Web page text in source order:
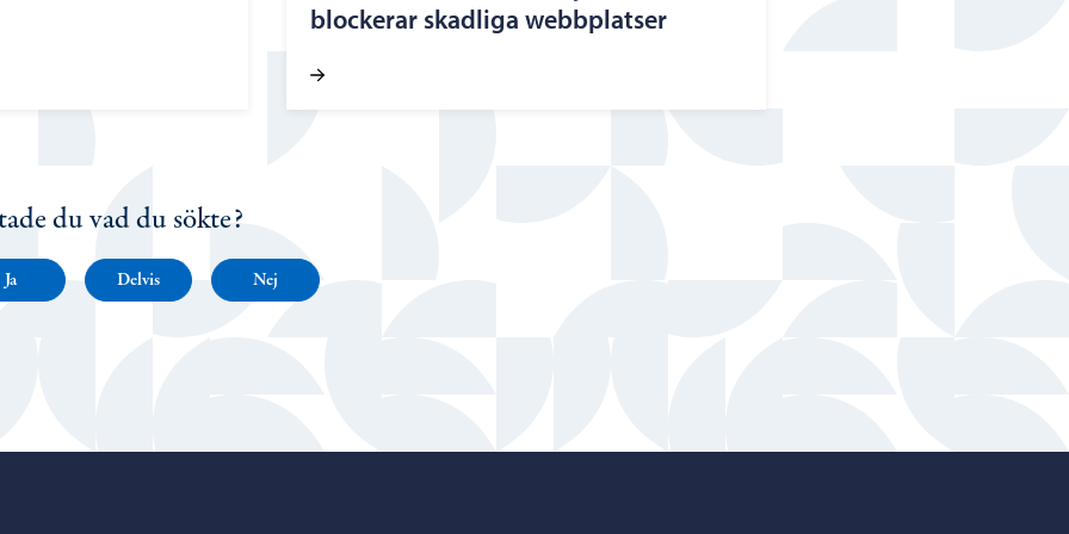
blockerar skadliga webbplatser
du vad du sökte?
Ja Delvis Nej